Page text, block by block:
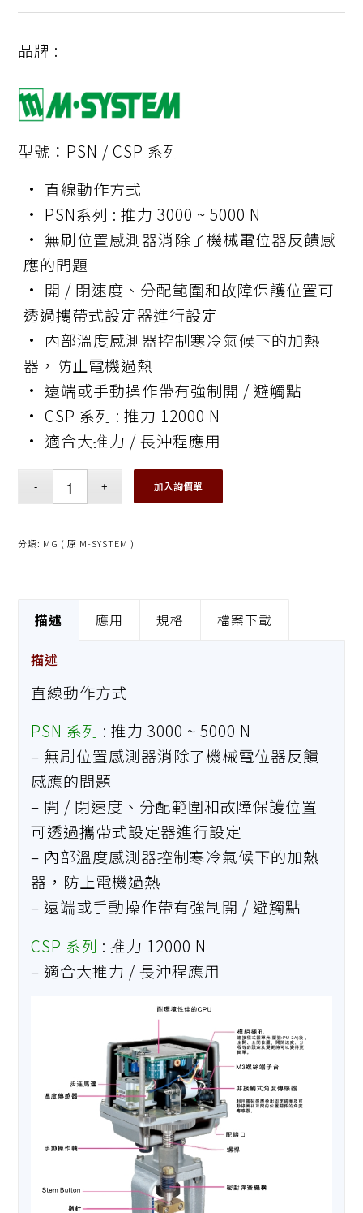
品牌 :
型號：PSN / CSP 系列
• 直線動作方式
• PSN系列 : 推力 3000 ~ 5000 N
• 無刷位置感測器消除了機械電位器反饋感
應的問題
• 開 / 閉速度、分配範圍和故障保護位置可
透過攜帶式設定器進行設定
• 內部溫度感測器控制寒冷氣候下的加熱
器，防止電機過熱
• 遠端或手動操作帶有強制開 / 避觸點
• CSP 系列 : 推力 12000 N
• 適合大推力 / 長沖程應用
加入詢價單
分類: MG ( 原 M-SYSTEM )
描述 應用 規格 檔案下載
描述
直線動作方式
PSN 系列 : 推力 3000 ~ 5000 N
– 無刷位置感測器消除了機械電位器反饋
感應的問題
– 開 / 閉速度、分配範圍和故障保護位置
可透過攜帶式設定器進行設定
– 內部溫度感測器控制寒冷氣候下的加熱
器，防止電機過熱
– 遠端或手動操作帶有強制開 / 避觸點
CSP 系列 : 推力 12000 N
– 適合大推力 / 長沖程應用